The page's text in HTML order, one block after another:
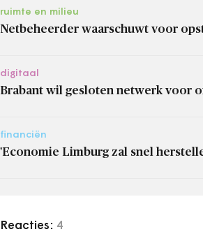
ruimte en milieu
Netbeheerder waarschuwt voor
digitaal
Brabant wil gesloten netwerk voor
financiën
'Economie Limburg zal snel
Reacties: 4